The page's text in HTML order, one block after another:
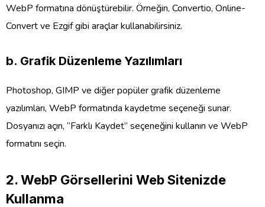
WebP formatına dönüştürebilir. Örneğin, Convertio, Online-
Convert ve Ezgif gibi araçlar kullanabilirsiniz.
b. Grafik Düzenleme Yazılımları
Photoshop, GIMP ve diğer popüler grafik düzenleme
yazılımları, WebP formatında kaydetme seçeneği sunar.
Dosyanızı açın, “Farklı Kaydet” seçeneğini kullanın ve WebP
formatını seçin.
2.WebP Görsellerini Web Sitenizde
Kullanma